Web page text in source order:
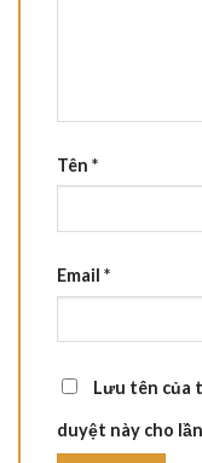
Tên *
Email *
Lưu tên của
duyệt này cho